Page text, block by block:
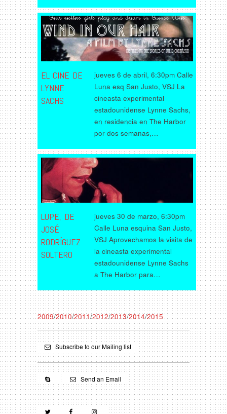
EL CINE DE
LYNNE
SACHS
jueves 6 de abril, 6:30pm Calle
Luna esq San Justo, VSJ La
cineasta experimental
estadounidense Lynne Sachs,
en residencia en The Harbor
por dos semanas,…
LUPE, DE
JOSÉ
RODRÍGUEZ
SOLTERO
jueves 30 de marzo, 6:30pm
Calle Luna esquina San Justo,
VSJ Aprovechamos la visita de
la cineasta experimental
estadounidense Lynne Sachs
a The Harbor para…
2009/2010/2011/2012/2013/2014/2015
Subscribe to our Mailing list
Send an Email